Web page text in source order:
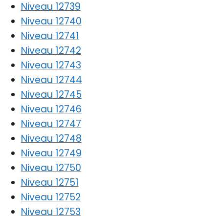
Niveau 12739
Niveau 12740
Niveau 12741
Niveau 12742
Niveau 12743
Niveau 12744
Niveau 12745
Niveau 12746
Niveau 12747
Niveau 12748
Niveau 12749
Niveau 12750
Niveau 12751
Niveau 12752
Niveau 12753